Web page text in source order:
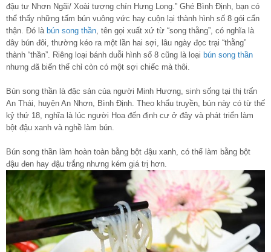
đậu tư Nhơn Ngãi/ Xoài tượng chín Hưng Long.” Ghé Bình Định, bạn có
thể thấy những tấm bún vuông vức hay cuộn lại thành hình số 8 gói cẩn
thận. Đó là bún song thần, tên gọi xuất xứ từ “song thằng”, có nghĩa là
dây bún đôi, thường kéo ra một lần hai sợi, lâu ngày đọc trại “thằng”
thành “thần”. Riêng loại bánh duỗi hình số 8 cũng là loại bún song thần
nhưng đã biến thể chỉ còn có một sợi chiếc mà thôi.
Bún song thần là đặc sản của người Minh Hương, sinh sống tại thị trấn
An Thái, huyện An Nhơn, Bình Định. Theo khẩu truyền, bún này có từ thế
kỷ thứ 18, nghĩa là lúc người Hoa đến định cư ở đây và phát triển làm
bột đậu xanh và nghề làm bún.
Bún song thần làm hoàn toàn bằng bột đậu xanh, có thể làm bằng bột
đậu đen hay đậu trắng nhưng kém giá trị hơn.